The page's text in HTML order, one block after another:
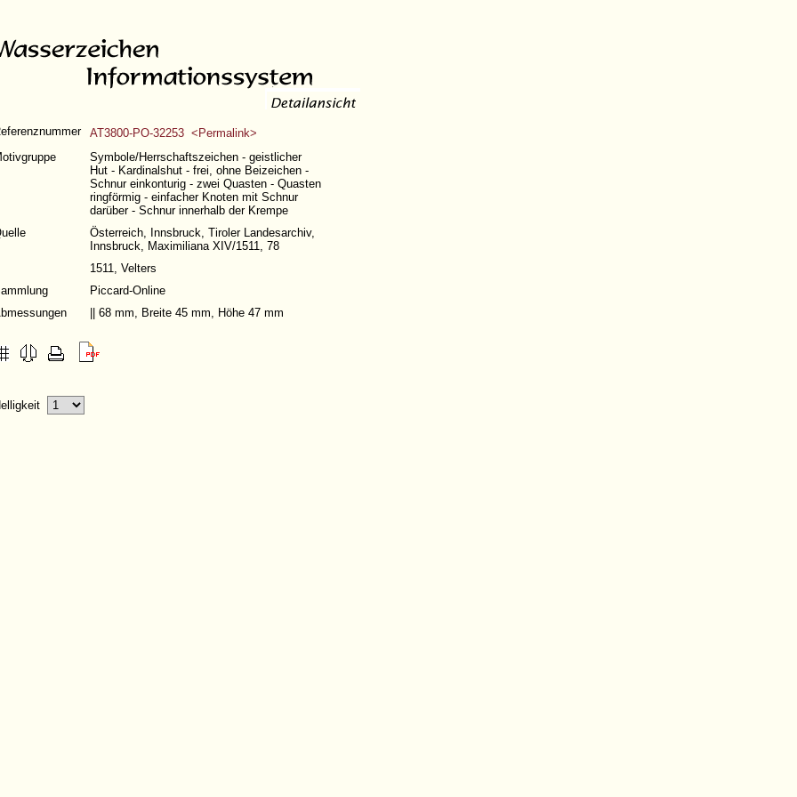
AT3800-PO-32253 <Permalink>
Symbole/Herrschaftszeichen - geistlicher
Hut - Kardinalshut - frei, ohne Beizeichen -
Schnur einkonturig - zwei Quasten - Quasten
ringförmig - einfacher Knoten mit Schnur
darüber - Schnur innerhalb der Krempe
Österreich, Innsbruck, Tiroler Landesarchiv,
Innsbruck, Maximiliana XIV/1511, 78
1511, Velters
Piccard-Online
|| 68 mm, Breite 45 mm, Höhe 47 mm